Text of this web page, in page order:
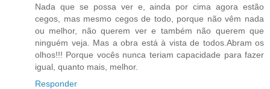
Nada que se possa ver e, ainda por cima agora estão
cegos, mas mesmo cegos de todo, porque não vêm nada
ou melhor, não querem ver e também não querem que
ninguém veja. Mas a obra está à vista de todos.Abram os
olhos!!! Porque vocês nunca teriam capacidade para fazer
igual, quanto mais, melhor.
Responder